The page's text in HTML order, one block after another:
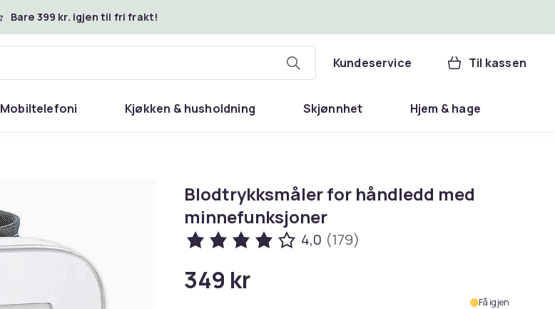
Bare 399 kr. igjen til fri frakt!
Kundeservice Til kassen
Mobiltelefoni Kjøkken & husholdning Skjønnhet Hjem & hage
Blodtrykksmåler for håndledd med
minnefunksjoner
4,0 (179)
349 kr
Få igjen